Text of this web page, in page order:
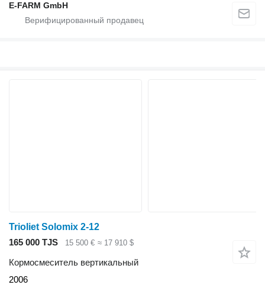
E-FARM GmbH
Trioliet Solomix 2-12
165 000 TJS
15 500 € ≈ 17 910 $
Кормосмеситель вертикальный
2006